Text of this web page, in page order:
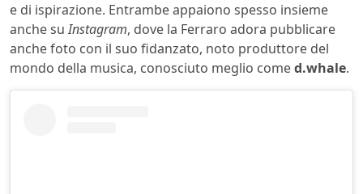
e di ispirazione. Entrambe appaiono spesso insieme
anche suInstagram, dove la Ferraro adora pubblicare
anche foto con il suo fidanzato, noto produttore del
mondo della musica, conosciuto meglio comed.whale.